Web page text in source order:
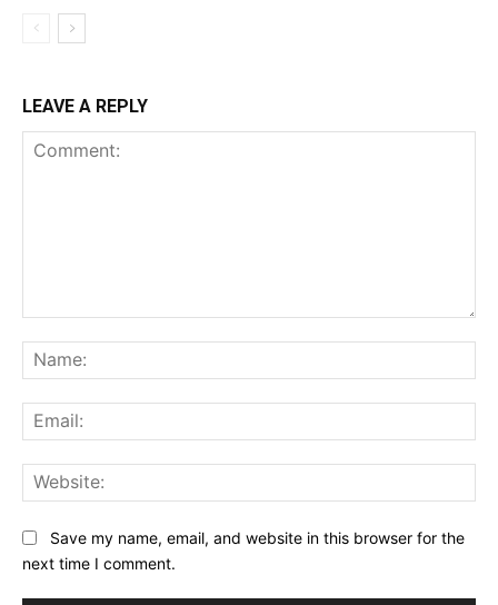
LEAVE A REPLY
Save my name, email, and website in this browser for the
next time I comment.